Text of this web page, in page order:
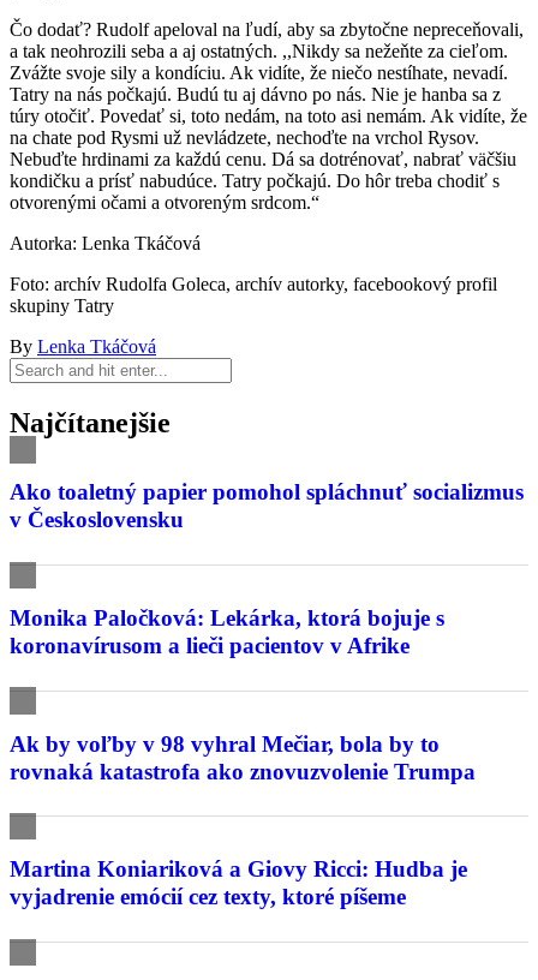
Čo dodať? Rudolf apeloval na ľudí, aby sa zbytočne nepreceňovali,
a tak neohrozili seba a aj ostatných. ,,Nikdy sa nežeňte za cieľom.
Zvážte svoje sily a kondíciu. Ak vidíte, že niečo nestíhate, nevadí.
Tatry na nás počkajú. Budú tu aj dávno po nás. Nie je hanba sa z
túry otočiť. Povedať si, toto nedám, na toto asi nemám. Ak vidíte, že
na chate pod Rysmi už nevládzete, nechoďte na vrchol Rysov.
Nebuďte hrdinami za každú cenu. Dá sa dotrénovať, nabrať väčšiu
kondičku a prísť nabudúce. Tatry počkajú. Do hôr treba chodiť s
otvorenými očami a otvoreným srdcom.“
Autorka: Lenka Tkáčová
Foto: archív Rudolfa Goleca, archív autorky, facebookový profil
skupiny Tatry
By Lenka Tkáčová
Najčítanejšie
Ako toaletný papier pomohol spláchnuť socializmus
v Československu
Monika Paločková: Lekárka, ktorá bojuje s
koronavírusom a lieči pacientov v Afrike
Ak by voľby v 98 vyhral Mečiar, bola by to
rovnaká katastrofa ako znovuzvolenie Trumpa
Martina Koniariková a Giovy Ricci: Hudba je
vyjadrenie emócií cez texty, ktoré píšeme